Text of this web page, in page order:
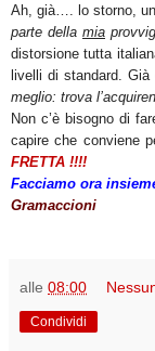
Ah, già…. lo storno,
parte della mia
distorsione tutta
livelli di standard.
meglio: trova
Non c’è bisogno di
capire che conviene
FRETTA !!!!
Facciamo ora
Gramaccioni
alle 08:00
Condividi